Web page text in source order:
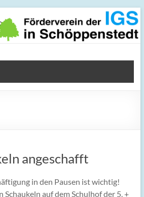
der
angeschafft
in den Pausen ist wichtig!
Schaukeln auf dem Schulhof der 5. +